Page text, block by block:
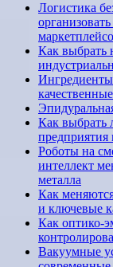
Логистика
Как выбрать
Ингредиенты
Как выбрать
Роботы на
интеллект
металла
Как
и ключевые
Как оптико-
Вакуумные